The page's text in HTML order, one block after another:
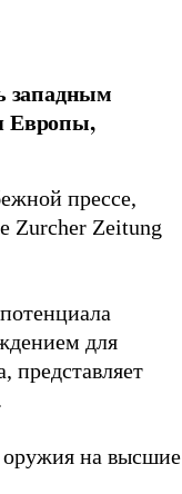
западным
Европы,
прессе,
Zurcher Zeitung
для
представляет
оружия на высшие